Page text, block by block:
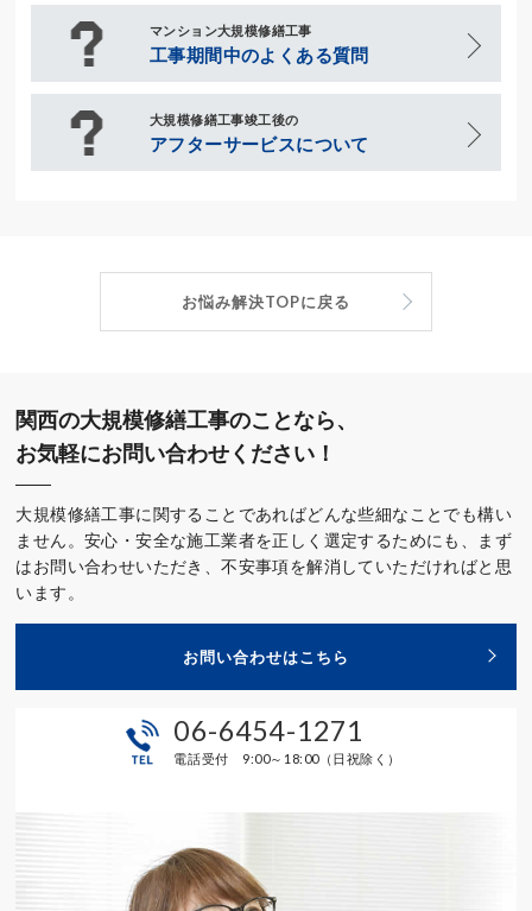
マンション大規模修繕工事
工事期間中のよくある質問
大規模修繕工事竣工後の
アフターサービスについて
お悩み解決TOPに戻る
関西の大規模修繕工事のことなら、
お気軽にお問い合わせください！
大規模修繕工事に関することであればどんな些細なことでも構い
ません。安心・安全な施工業者を正しく選定するためにも、まず
はお問い合わせいただき、不安事項を解消していただければと思
います。
お問い合わせはこちら
06-6454-1271
電話受付 9:00～18:00（日祝除く）